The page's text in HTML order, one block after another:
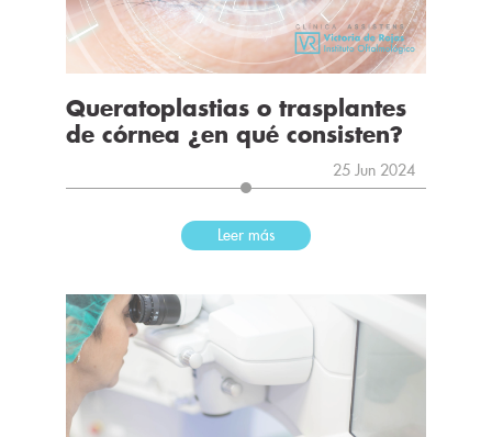
Queratoplastias o trasplantes
de córnea ¿en qué consisten?
25 Jun 2024
Leer más